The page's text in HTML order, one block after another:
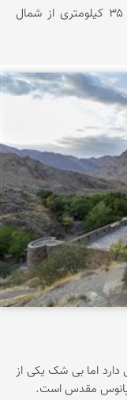
اوپرت مرز بیابان و آبان در فاصله مستقیم ۳۵ کیلومتری از شمال
دارد اما بی شک یکی از
مقدس است.